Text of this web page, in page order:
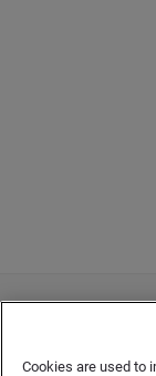
Cookies are used to